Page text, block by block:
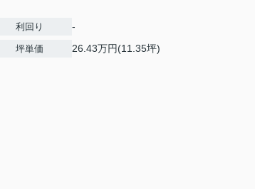
利回り -
坪単価 26.43万円(11.35坪)